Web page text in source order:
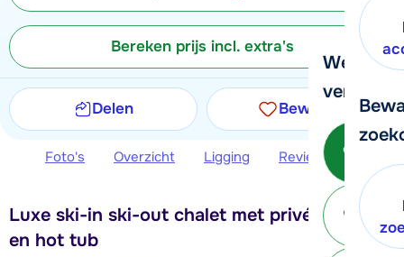
We
verder!
Bereken prijs incl. extra's
Delen Bewaren
Foto's Overzicht Ligging Reviews
Luxe ski-in ski-out chalet met privé-sauna
en hot tub